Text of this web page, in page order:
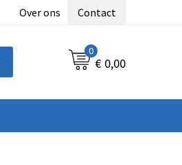
Over ons Contact
0
€ 0,00